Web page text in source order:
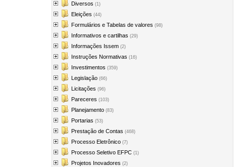
Diversos (1)
Eleições (44)
Formulários e Tabelas de valores (98)
Informativos e cartilhas (29)
Informações Issem (2)
Instruções Normativas (16)
Investimentos (359)
Legislação (66)
Licitações (96)
Pareceres (103)
Planejamento (83)
Portarias (53)
Prestação de Contas (468)
Processo Eletrônico (7)
Processo Seletivo EFPC (1)
Projetos Inovadores (2)